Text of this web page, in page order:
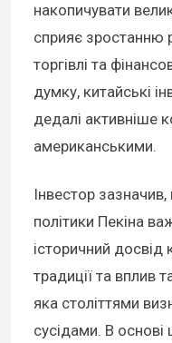
накопичувати
сприяє зростанню
торгівлі та
думку, китайські
дедалі активніше
американськими.
Інвестор
політики Пекіна
історичний досвід
традиції та вплив
яка століттями
сусідами. В основі